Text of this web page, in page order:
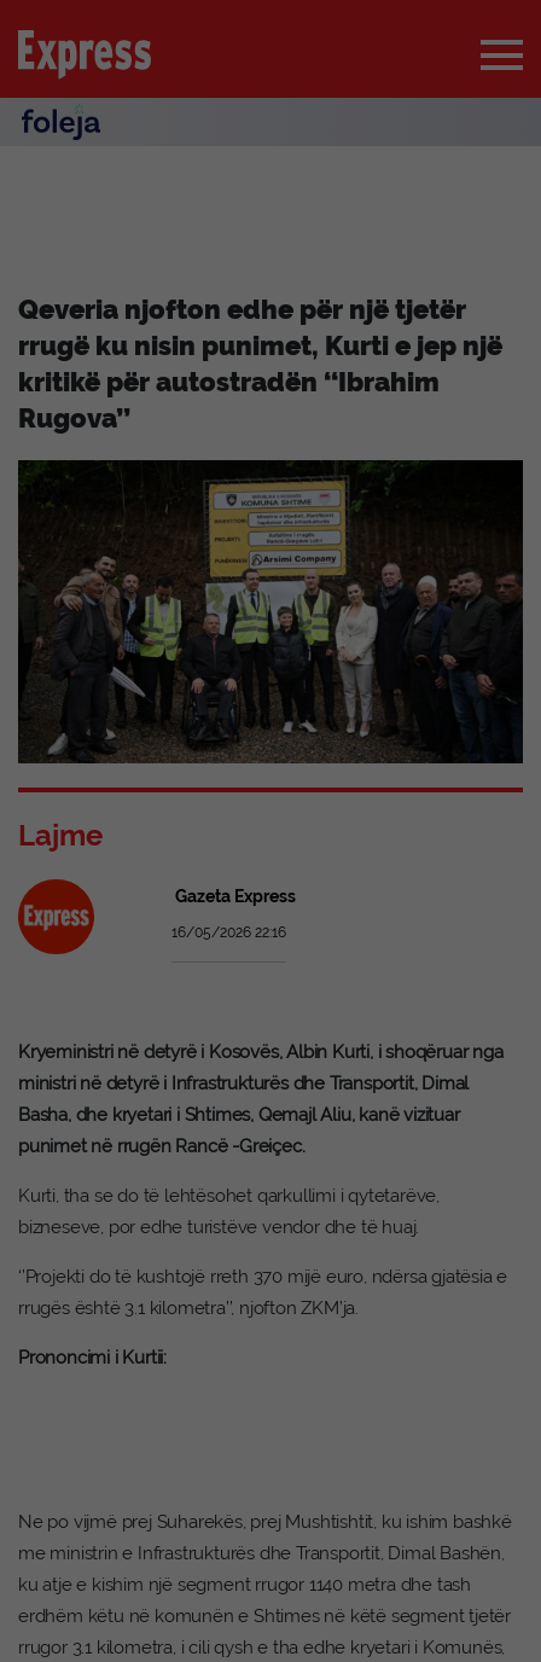
Qeveria njofton edhe për një tjetër
rrugë ku nisin punimet, Kurti e jep një
kritikë për autostradën ‘‘Ibrahim
Rugova’’
Lajme
Gazeta Express
16/05/2026 22:16
Kryeministri në detyrë i Kosovës, Albin Kurti, i shoqëruar nga
ministri në detyrë i Infrastrukturës dhe Transportit, Dimal
Basha, dhe kryetari i Shtimes, Qemajl Aliu, kanë vizituar
punimet në rrugën Rancë -Greiçec.
Kurti, tha se do të lehtësohet qarkullimi i qytetarëve,
bizneseve, por edhe turistëve vendor dhe të huaj.
‘’Projekti do të kushtojë rreth 370 mijë euro, ndërsa gjatësia e
rrugës është 3.1 kilometra’’, njofton ZKM’ja.
Prononcimi i Kurtii:
Ne po vijmë prej Suharekës, prej Mushtishtit, ku ishim bashkë
me ministrin e Infrastrukturës dhe Transportit, Dimal Bashën,
ku atje e kishim një segment rrugor 1140 metra dhe tash
erdhëm këtu në komunën e Shtimes në këtë segment tjetër
rrugor 3.1 kilometra, i cili qysh e tha edhe kryetari i Komunës,